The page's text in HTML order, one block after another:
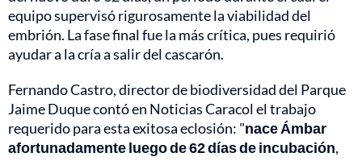
equipo supervisó rigurosamente la viabilidad del
embrión. La fase final fue la más crítica, pues requirió
ayudar a la cría a salir del cascarón.
Fernando Castro, director de biodiversidad del Parque
Jaime Duque contó en Noticias Caracol el trabajo
requerido para esta exitosa eclosión: "nace Ámbar
afortunadamente luego de 62 días de incubación,